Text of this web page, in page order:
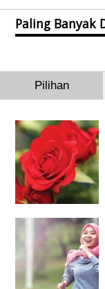
Paling Banyak
Pilihan